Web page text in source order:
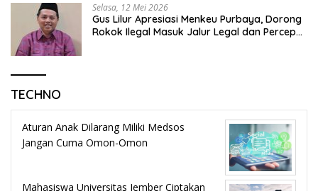
Selasa, 12 Mei 2026
Gus Lilur Apresiasi Menkeu Purbaya, Dorong
Rokok Ilegal Masuk Jalur Legal dan Percepat
TECHNO
Aturan Anak Dilarang Miliki Medsos
Jangan Cuma Omon-Omon
Mahasiswa Universitas Jember Ciptakan